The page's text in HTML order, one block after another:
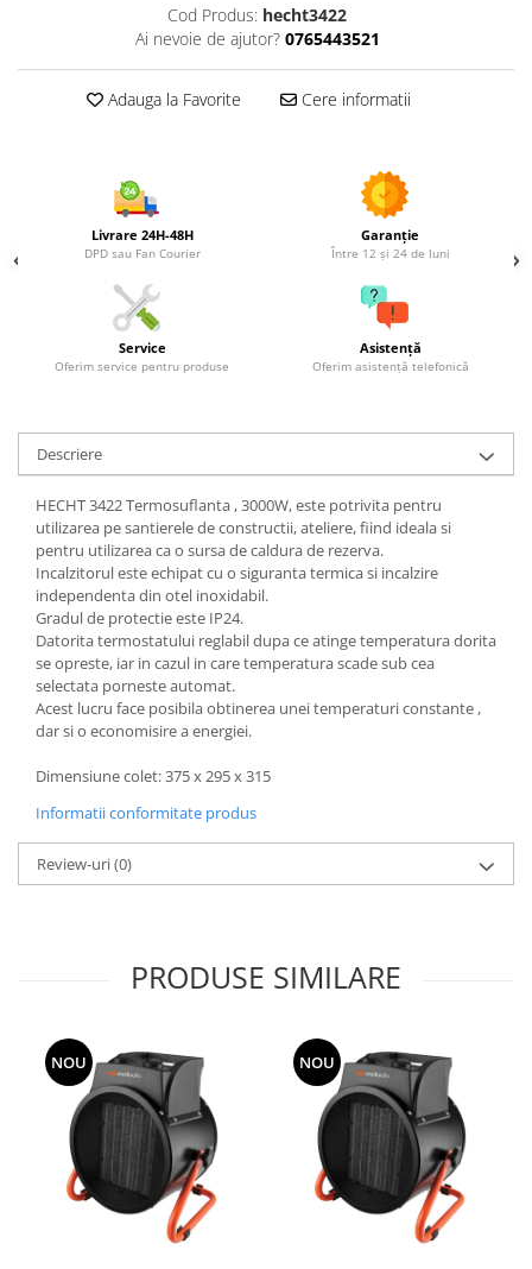
Tocatoare agricole
Articole electrice
Prelungitoare
Sigurante electrice
Plafoniere
Scule pentru construcții
Betoniere
Ciocane rotopercutoare
Plase gard
Plasa sarma galvanizata zincata
Plasa sarma rabit
Sarma moale neagra pentru fierari
si dulgheri; sarma zincata; sarma
ghimpata
Plase din polietilena
Plase umbrire
Plase anti insecte
Plase anti pasari
Plase pentru castraveti
Mobilier PVC pentru grădină
Mobilier comercial din PVC
Garduri și porți rezidențiale
Garduri
Articole de consum industrie
Lacuri si vopsele
Produse decorative
Cod Produs: hecht3422
Ai nevoie de ajutor? 0765443521
Adauga la Favorite Cere informatii
Livrare 24H-48H
DPD sau Fan Courier
Garanție
Între 12 și 24 de luni
Service
Oferim service pentru produse
Asistență
Oferim asistență telefonică
Descriere
HECHT 3422 Termosuflanta , 3000W, este potrivita pentru
utilizarea pe santierele de constructii, ateliere, fiind ideala si
pentru utilizarea ca o sursa de caldura de rezerva.
Incalzitorul este echipat cu o siguranta termica si incalzire
independenta din otel inoxidabil.
Gradul de protectie este IP24.
Datorita termostatului reglabil dupa ce atinge temperatura dorita
se opreste, iar in cazul in care temperatura scade sub cea
selectata porneste automat.
Acest lucru face posibila obtinerea unei temperaturi constante ,
dar si o economisire a energiei.
Dimensiune colet: 375 x 295 x 315
Informatii conformitate produs
Review-uri(0)
PRODUSE SIMILARE
NOU NOU